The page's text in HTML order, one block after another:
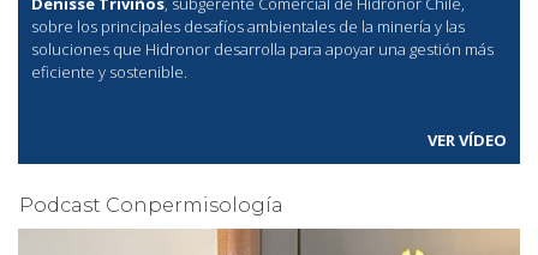
sobre los principales desafíos ambientales de la minería y las
soluciones que Hidronor desarrolla para apoyar una gestión más
eficiente y sostenible.
VER VÍDEO
Podcast Conpermisología